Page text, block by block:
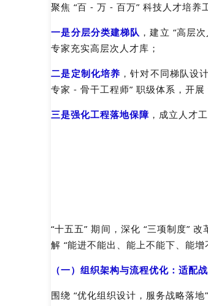
聚焦 “百 - 万 - 百万” 科技人才培养
一是分层分类建梯队 ，建立 “高层
专家充实高层次人才库；
二是定制化培养 ，针对不同梯队设
专家 - 骨干工程师” 职级体系，开
三是强化工程落地保障 ，成立人才
“十五五” 期间，深化 “三项制度”
解 “能进不能出、能上不能下、能增
（一）组织架构与流程优化：适配
围绕 “优化组织设计，服务战略落地